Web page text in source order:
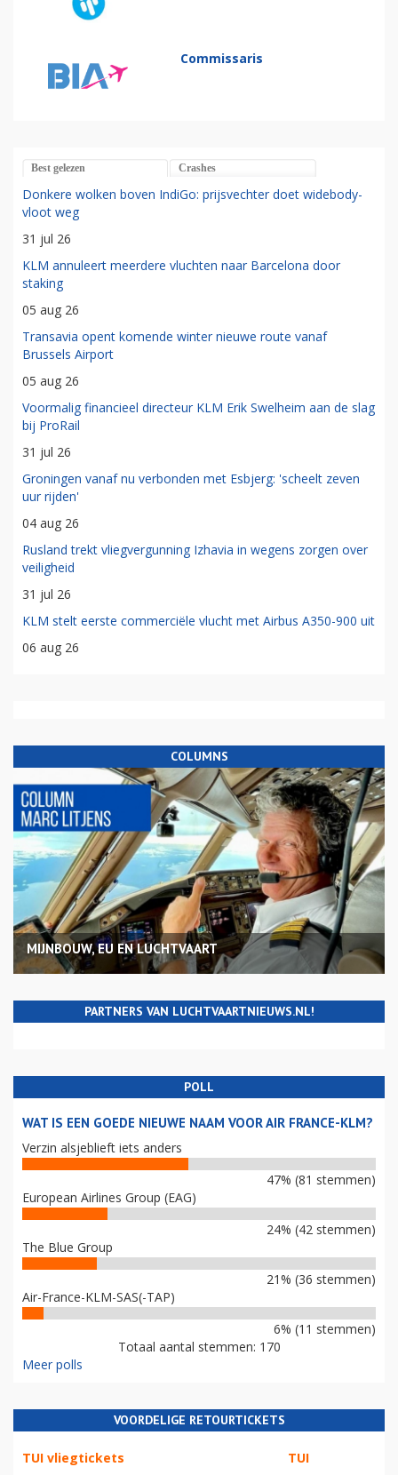
Commissaris
Best gelezen Crashes
Donkere wolken boven IndiGo: prijsvechter doet widebody-
vloot weg
31 jul 26
KLM annuleert meerdere vluchten naar Barcelona door
staking
05 aug 26
Transavia opent komende winter nieuwe route vanaf
Brussels Airport
05 aug 26
Voormalig financieel directeur KLM Erik Swelheim aan de slag
bij ProRail
31 jul 26
Groningen vanaf nu verbonden met Esbjerg: 'scheelt zeven
uur rijden'
04 aug 26
Rusland trekt vliegvergunning Izhavia in wegens zorgen over
veiligheid
31 jul 26
KLM stelt eerste commerciële vlucht met Airbus A350-900 uit
06 aug 26
COLUMNS
MIJNBOUW, EU EN LUCHTVAART
PARTNERS VAN LUCHTVAARTNIEUWS.NL!
POLL
WAT IS EEN GOEDE NIEUWE NAAM VOOR AIR FRANCE-KLM?
Verzin alsjeblieft iets anders
47% (81 stemmen)
European Airlines Group (EAG)
24% (42 stemmen)
The Blue Group
21% (36 stemmen)
Air-France-KLM-SAS(-TAP)
6% (11 stemmen)
Totaal aantal stemmen: 170
Meer polls
VOORDELIGE RETOURTICKETS
TUI vliegtickets TUI